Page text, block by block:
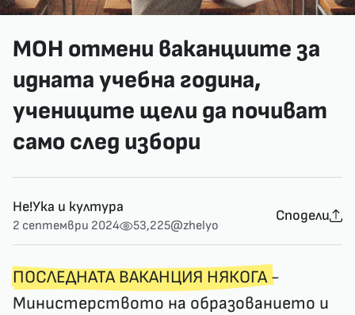
МОН отмени ваканциите за
идната учебна година,
учениците щели да почиват
само след избори
Не!Ука и култура
2 септември 2024 53,225@zhelyo
Сподели
ПОСЛЕДНАТА ВАКАНЦИЯ НЯКОГА-
Министерството на образованието и